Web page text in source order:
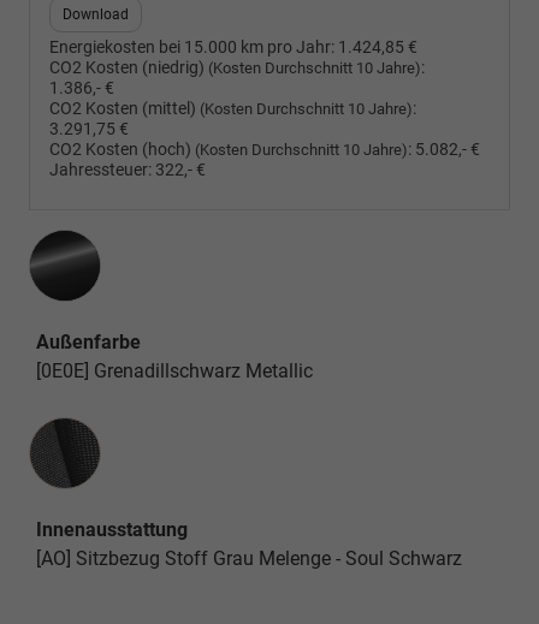
Download
Energiekosten bei 15.000 km pro Jahr: 1.424,85 €
CO2 Kosten (niedrig) (Kosten Durchschnitt 10 Jahre):
1.386,- €
CO2 Kosten (mittel) (Kosten Durchschnitt 10 Jahre):
3.291,75 €
CO2 Kosten (hoch) (Kosten Durchschnitt 10 Jahre): 5.082,- €
Jahressteuer: 322,- €
Außenfarbe
[0E0E] Grenadillschwarz Metallic
Innenausstattung
Innenausstattung
[AO] Sitzbezug Stoff Grau Melenge - Soul Schwarz